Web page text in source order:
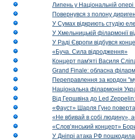
Липень у Національній опері
Повернувся з полону
У Сумах відкриють студію
У Хмельницькій філармонії
У Раді Європи відбувся
«Буча. Сила відродження»
Концерт пам'яті Василя
Grand Finale: обласна
Переправлення за кордон
Національна філармонія
Від Гершвіна до Led
«Фауст» Шарля Гуно
«Не вбивай в собі людину»,
«Слов’янський концерт»
У Дніпрі атака РФ пошкодила